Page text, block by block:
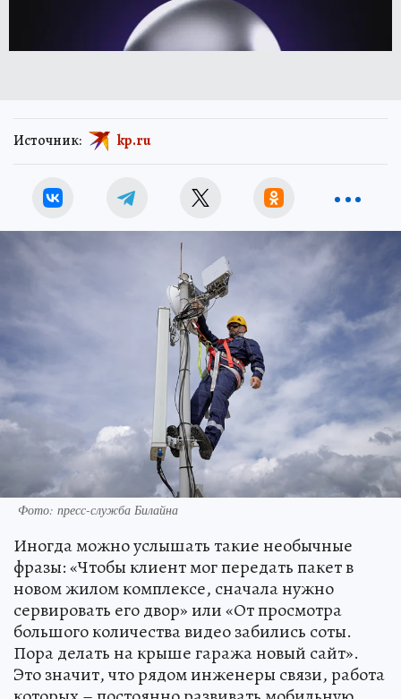
Источник: kp.ru
Фото: пресс-служба Билайна
Иногда можно услышать такие необычные
фразы: «Чтобы клиент мог передать пакет в
новом жилом комплексе, сначала нужно
сервировать его двор» или «От просмотра
большого количества видео забились соты.
Пора делать на крыше гаража новый сайт».
Это значит, что рядом инженеры связи, работа